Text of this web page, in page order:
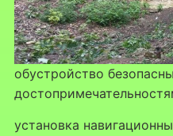
обустройство
установка